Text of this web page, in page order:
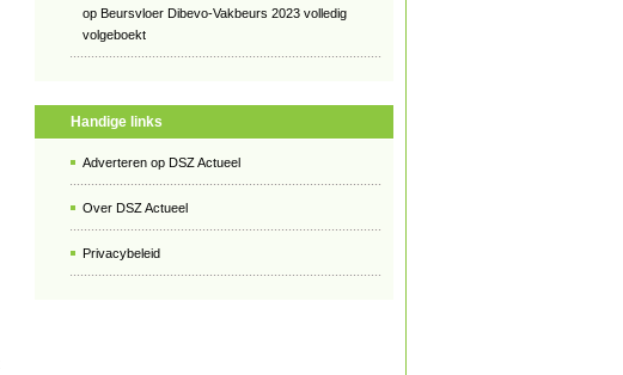
op Beursvloer Dibevo-Vakbeurs 2023 volledig
volgeboekt
Handige links
Adverteren op DSZ Actueel
Over DSZ Actueel
Privacybeleid